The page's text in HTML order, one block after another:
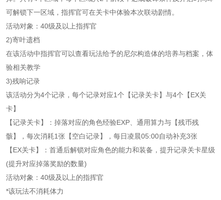
可解锁下一区域，指挥官可在关卡中体验本次联动剧情。
活动对象：40级及以上指挥官
2)寄叶遗档
在该活动中指挥官可以查看玩法给予的尼尔构造体的培养与档案，体
验相关教学
3)残响记录
该活动分为4个记录，每个记录对应1个【记录关卡】与4个【EX关
卡】
【记录关卡】：掉落对应的角色经验EXP、通用算力与【残币残
骸】，每次消耗1张【空白记录】，每日凌晨05:00自动补充3张
【EX关卡】：首通后解锁对应角色的能力和装备，提升记录关卡星级
(提升对应掉落奖励的数量)
活动对象：40级及以上的指挥官
*该玩法不消耗体力